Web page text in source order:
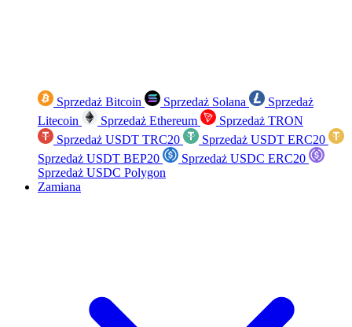
Sprzedaż Bitcoin Sprzedaż Solana
Sprzedaż
Litecoin
Sprzedaż Ethereum
Sprzedaż TRON
Sprzedaż USDT TRC20
Sprzedaż USDT ERC20
Sprzedaż USDT BEP20
Sprzedaż USDC ERC20
Sprzedaż USDC Polygon
Zamiana